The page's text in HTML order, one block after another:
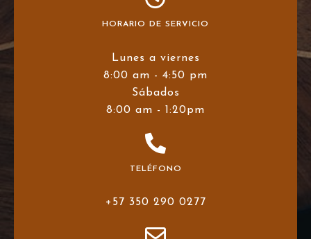
HORARIO DE SERVICIO
Lunes a viernes
8:00 am - 4:50 pm
Sábados
8:00 am - 1:20pm
TELÉFONO
+57 350 290 0277